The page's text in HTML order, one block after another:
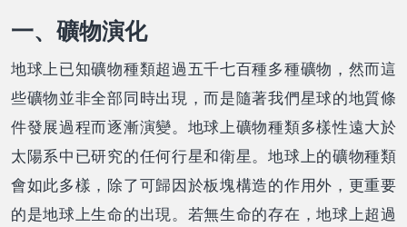
一、礦物演化
地球上已知礦物種類超過五千七百種多種礦物，然而這
些礦物並非全部同時出現，而是隨著我們星球的地質條
件發展過程而逐漸演變。地球上礦物種類多樣性遠大於
太陽系中已研究的任何行星和衛星。地球上的礦物種類
會如此多樣，除了可歸因於板塊構造的作用外，更重要
的是地球上生命的出現。若無生命的存在，地球上超過